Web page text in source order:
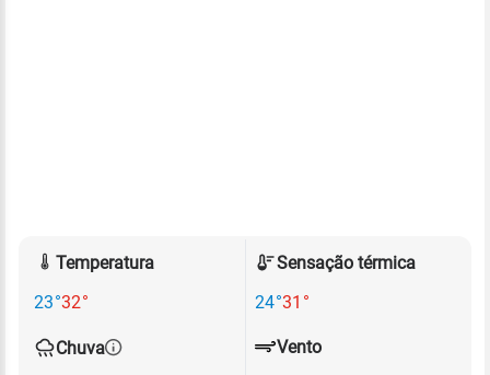
Temperatura
23°32°
Sensação térmica
24°31°
Chuva
Vento